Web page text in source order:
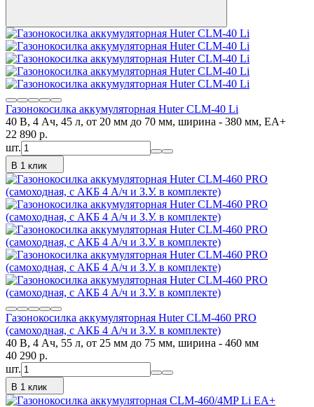
Газонокосилка аккумуляторная Huter CLM-40 Li
40 В, 4 Ач, 45 л, от 20 мм до 70 мм, ширина - 380 мм, ЕА+
22 890 p.
шт.
В 1 клик
Газонокосилка аккумуляторная Huter CLM-460 PRO
(самоходная, с АКБ 4 А/ч и З.У. в комплекте)
40 В, 4 Ач, 55 л, от 25 мм до 75 мм, ширина - 460 мм
40 290 p.
шт.
В 1 клик